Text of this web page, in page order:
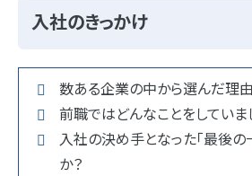
入社のきっかけ
数ある企業の中から選んだ理由
前職ではどんなことをしていま
入社の決め手となった「最後の
か？